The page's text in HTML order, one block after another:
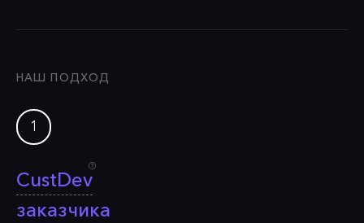
НАШ ПОДХОД
СustDev
заказчика